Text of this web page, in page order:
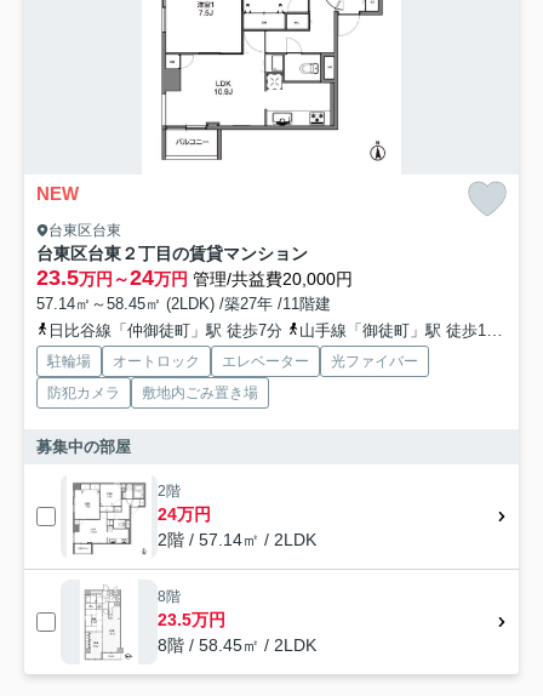
NEW
台東区台東
台東区台東２丁目の賃貸マンション
23.5万円～24万円 管理/共益費20,000円
57.14㎡～58.45㎡ (2LDK) /築27年 /11階建
日比谷線「仲御徒町」駅 徒歩7分
山手線「御徒町」駅 徒歩12分
駐輪場 オートロック エレベーター
光ファイバー
防犯カメラ
敷地内ごみ置き場
募集中の部屋
2階
24万円
2階 / 57.14㎡ / 2LDK
8階
23.5万円
8階 / 58.45㎡ / 2LDK